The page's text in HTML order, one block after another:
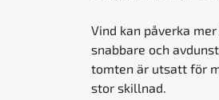
Vind kan påverka
snabbare och
tomten är utsatt för
stor skillnad.